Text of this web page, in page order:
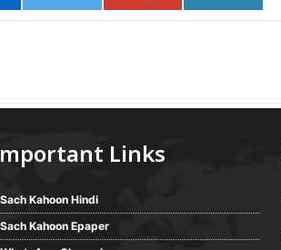
Links
Sach Kahoon Hindi
Sach Kahoon Epaper